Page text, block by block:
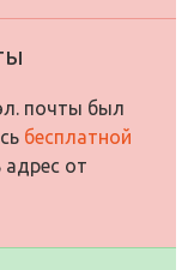
почты был
бесплатной
адрес от